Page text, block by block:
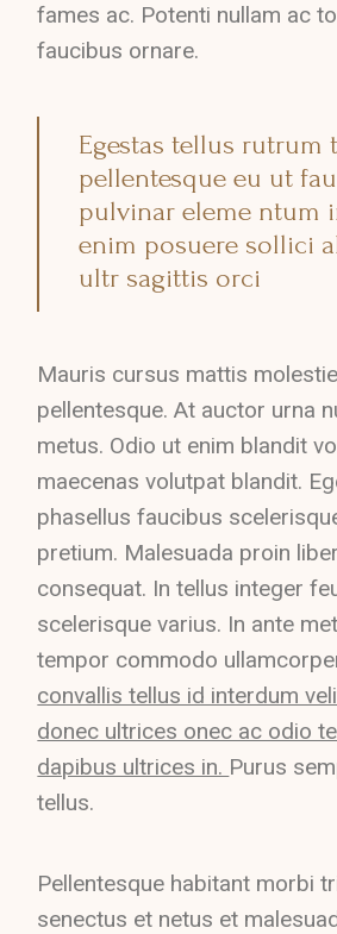
fames ac. Potenti nullam ac
faucibus ornare.
Egestas tellus rutrum
pellentesque eu ut
pulvinar eleme ntum
enim posuere sollici
ultr sagittis orci
Mauris cursus mattis
pellentesque. At auctor urna
metus. Odio ut enim blandit
maecenas volutpat blandit.
phasellus faucibus
pretium. Malesuada proin
consequat. In tellus integer
scelerisque varius. In ante
tempor commodo
convallis tellus id interdum
donec ultrices onec ac odio
dapibus ultrices in. Purus
tellus.
Pellentesque habitant morbi
senectus et netus et